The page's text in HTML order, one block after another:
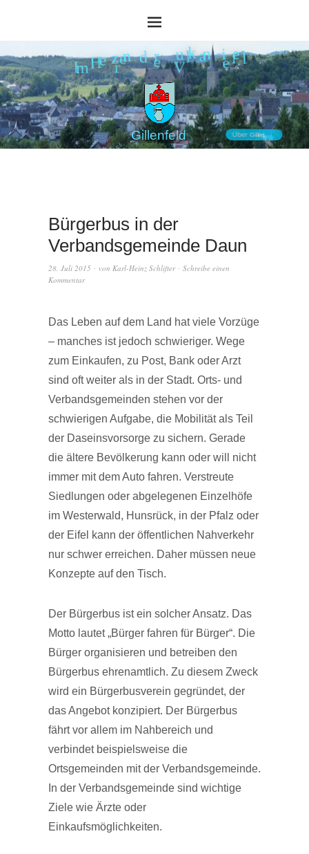
Gillenfeld
Im HerzenderVulkaneifel
Über Gillenfel
Bürgerbus in der
Verbandsgemeinde Daun
28. Juli 2015 von Karl-Heinz Schlifter
Schreibe einen
Kommentar
Das Leben auf dem Land hat viele Vorzüge
– manches ist jedoch schwieriger. Wege
zum Einkaufen, zu Post, Bank oder Arzt
sind oft weiter als in der Stadt. Orts- und
Verbandsgemeinden stehen vor der
schwierigen Aufgabe, die Mobilität als Teil
der Daseinsvorsorge zu sichern. Gerade
die ältere Bevölkerung kann oder will nicht
immer mit dem Auto fahren. Verstreute
Siedlungen oder abgelegenen Einzelhöfe
im Westerwald, Hunsrück, in der Pfalz oder
der Eifel kann der öffentlichen Nahverkehr
nur schwer erreichen. Daher müssen neue
Konzepte auf den Tisch.
Der Bürgerbus ist ein solcher Ansatz. Das
Motto lautet „Bürger fahren für Bürger“. Die
Bürger organisieren und betreiben den
Bürgerbus ehrenamtlich. Zu diesem Zweck
wird ein Bürgerbusverein gegründet, der
das Angebot konzipiert. Der Bürgerbus
fährt vor allem im Nahbereich und
verbindet beispielsweise die
Ortsgemeinden mit der Verbandsgemeinde.
In der Verbandsgemeinde sind wichtige
Ziele wie Ärzte oder
Einkaufsmöglichkeiten.